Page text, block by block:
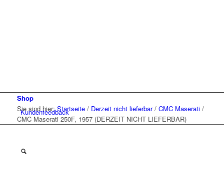
Kundenfeedback
Shop
Sie sind hier: Startseite / Derzeit nicht lieferbar / CMC Maserati /
CMC Maserati 250F, 1957 (DERZEIT NICHT LIEFERBAR)